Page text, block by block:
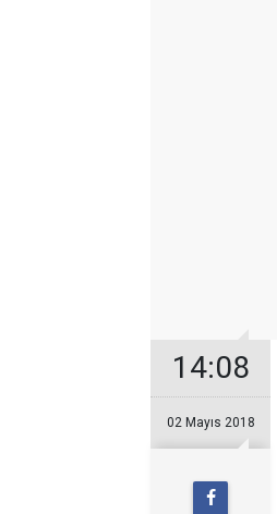
14:08
02 Mayıs 2018